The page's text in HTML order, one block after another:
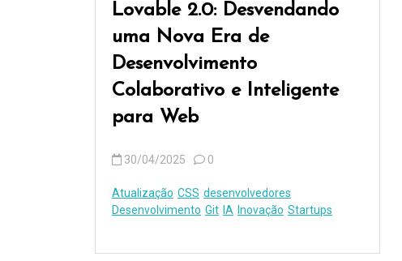
Lovable 2.0: Desvendando
uma Nova Era de
Desenvolvimento
Colaborativo e Inteligente
para Web
30/04/2025 0
Atualização CSS desenvolvedores
Desenvolvimento Git IA Inovação Startups